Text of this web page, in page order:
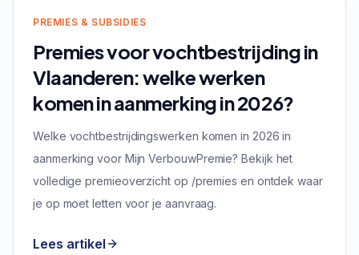
PREMIES & SUBSIDIES
Premies voor vochtbestrijding in
Vlaanderen: welke werken
komen in aanmerking in 2026?
Welke vochtbestrijdingswerken komen in 2026 in
aanmerking voor Mijn VerbouwPremie? Bekijk het
volledige premieoverzicht op /premies en ontdek waar
je op moet letten voor je aanvraag.
Lees artikel